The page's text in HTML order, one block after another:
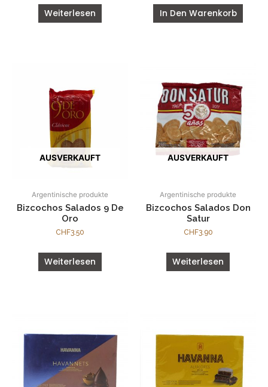
Weiterlesen In Den Warenkorb
AUSVERKAUFT
Argentinische produkte
Bizcochos Salados 9 De
Oro
CHF3.50
Weiterlesen
AUSVERKAUFT
Argentinische produkte
Bizcochos Salados Don
Satur
CHF3.90
Weiterlesen